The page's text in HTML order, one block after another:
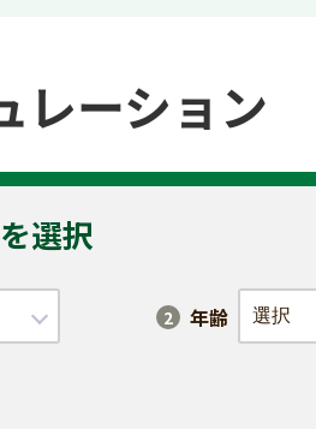
レーション
選択
年齢